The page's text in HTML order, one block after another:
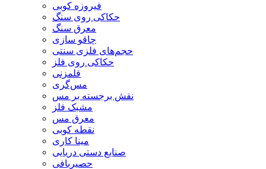
فیروزه کوبی
حکاکی روی سنگ
معرق سنگ
چاقو سازی
حجم‌های فلزی سنتی
حکاکی روی فلز
قلمزنی
مس‌گری
نقش برجسته بر مس
مشبک فلز
معرق مس
نقطه کوبی
مینا کاری
صنایع دستی دریایی
حصیربافی